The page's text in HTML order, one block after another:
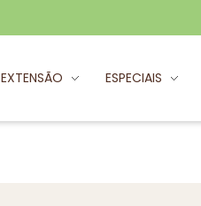
EXTENSÃO ESPECIAIS